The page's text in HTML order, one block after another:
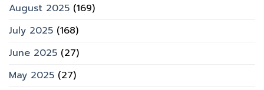
August 2025 (169)
July 2025 (168)
June 2025 (27)
May 2025 (27)